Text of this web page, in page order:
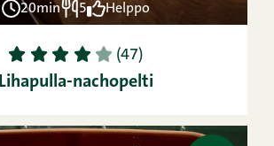
20min 5 Helppo
1 2 3 4 5 (47)
Lihapulla-nachopelti